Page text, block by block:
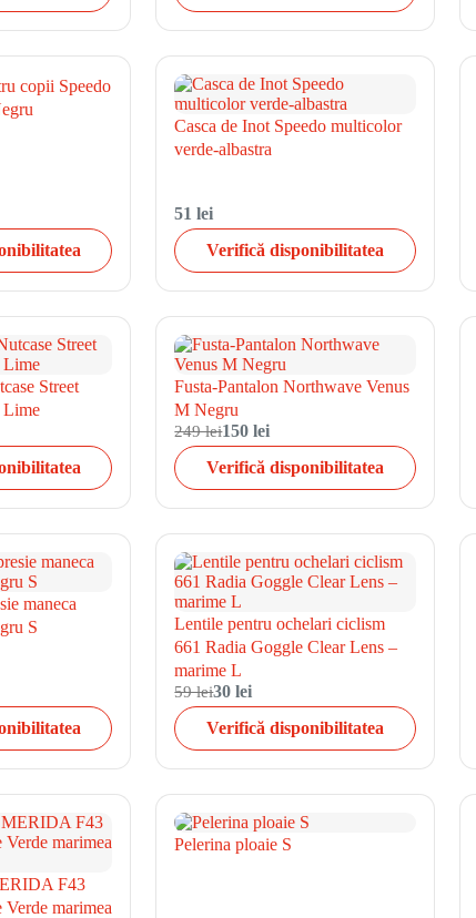
copii Speedo
Casca de Inot Speedo multicolor
verde-albastra
51 lei
Verifică disponibilitatea
Street
Lime
Fusta-Pantalon Northwave Venus
M Negru
249 lei150 lei
Verifică disponibilitatea
maneca
S
Lentile pentru ochelari ciclism
661 Radia Goggle Clear Lens –
marime L
59 lei30 lei
Verifică disponibilitatea
F43
marimea
Pelerina ploaie S